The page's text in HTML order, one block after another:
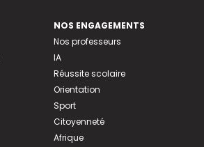
NOS ENGAGEMENTS
Nos professeurs
IA
Réussite scolaire
Orientation
Sport
Citoyenneté
Afrique